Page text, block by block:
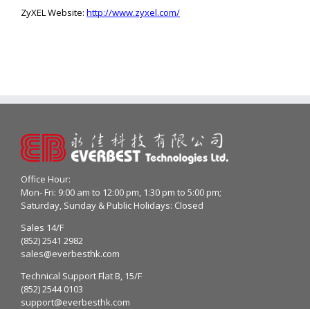
ZyXEL Website: http://www.zyxel.com/
Office Hour:
Mon- Fri: 9:00 am to 12:00 pm, 1:30 pm to 5:00 pm;
Saturday, Sunday & Public Holidays: Closed
Sales 14/F
(852) 2541 2982
sales@everbesthk.com
Technical Support Flat B, 15/F
(852) 2544 0103
support@everbesthk.com